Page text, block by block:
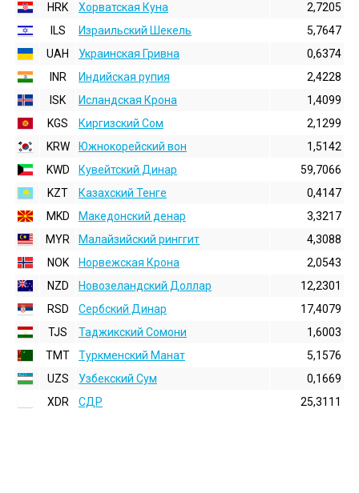
HRK
Хорватская Куна
2,7205
ILS
Израильский Шекель
5,7647
UAH
Украинская Гривна
0,6374
INR
Индийская pупия
2,4228
ISK
Исландская Крона
1,4099
KGS
Киргизский Сом
2,1299
KRW
Южнокорейский вон
1,5142
KWD
Кувейтский Динар
59,7066
KZT
Казахский Тенге
0,4147
MKD
Македонский денар
3,3217
MYR
Малайзийский ринггит
4,3088
NOK
Норвежская Крона
2,0543
NZD
Новозеландский Доллар
12,2301
RSD
Сербский Динар
17,4079
TJS
Таджикский Сомони
1,6003
TMT
Туркменский Манат
5,1576
UZS
Узбекский Сум
0,1669
XDR
СДР 25,3111